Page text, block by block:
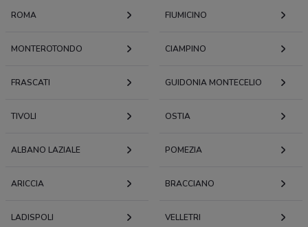
ROMA FIUMICINO
MONTEROTONDO CIAMPINO
FRASCATI GUIDONIA MONTECELIO
TIVOLI OSTIA
ALBANO LAZIALE POMEZIA
ARICCIA BRACCIANO
LADISPOLI VELLETRI